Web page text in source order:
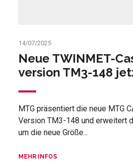
14/07/2025
Neue TWINMET-
version TM3-148
MTG präsentiert die neue MTG
Version TM3-148 und erweitert
um die neue Größe...
MEHR INFOS